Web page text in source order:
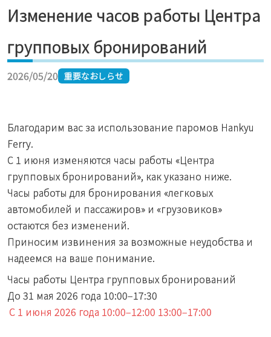
Изменение часов работы Центра
групповых бронирований
2026/05/20 重要なおしらせ
Благодарим вас за использование паромов Hankyu
Ferry.
С 1 июня изменяются часы работы «Центра
групповых бронирований», как указано ниже.
Часы работы для бронирования «легковых
автомобилей и пассажиров» и «грузовиков»
остаются без изменений.
Приносим извинения за возможные неудобства и
надеемся на ваше понимание.
Часы работы Центра групповых бронирований
До 31 мая 2026 года 10:00–17:30
С 1 июня 2026 года 10:00–12:00 13:00–17:00